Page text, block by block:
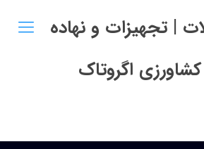
| تجهیزات و نهاده
اگروتاک